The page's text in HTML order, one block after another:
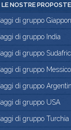
NOSTRE PROPOSTE
di gruppo
di gruppo India
di gruppo
di gruppo Messico
di gruppo
di gruppo USA
di gruppo Turchia